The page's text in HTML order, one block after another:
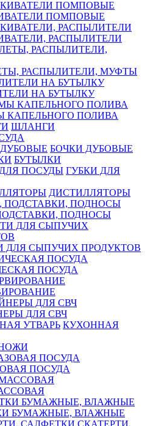
ПОМПОВЫЕ
РАСПЫЛИТЕЛИ
РАСПЫЛИТЕЛИ, МУФТЫ
НА БУТЫЛКУ
КАПЕЛЬНОГО ПОЛИВА
ШЛАНГИ
БОЧКИ ДУБОВЫЕ
БУТЫЛКИ
ГУБКИ ДЛЯ
ДИСТИЛЛЯТОРЫ
ПОДНОСЫ
ДЛЯ СЫПУЧИХ ПРОДУКТОВ
ПОСУДА
ДЛЯ СВЧ
КУХОННАЯ
ПОСУДА
БУМАЖНЫЕ, ВЛАЖНЫЕ
СКАТЕРТИ,